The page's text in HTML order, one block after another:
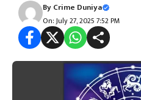
ByCrime Duniya
On: July 27, 2025 7:52 PM